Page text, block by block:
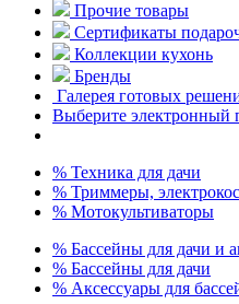
Прочие товары
Сертификаты
Коллекции кухонь
Бренды
Галерея готовых
Выберите электронный
% Техника для дачи
% Триммеры,
% Мотокультиваторы
% Бассейны для дачи и
% Бассейны для дачи
% Аксессуары для